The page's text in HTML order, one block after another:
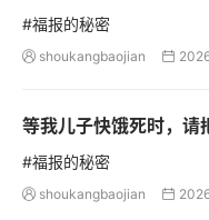
#福报的秘密
 shoukangbaojian 
等我儿子快饿死时，请
#福报的秘密
 shoukangbaojian 